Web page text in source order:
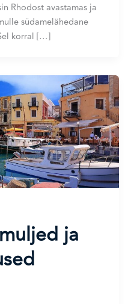
Rhodost avastamas ja
südamelähedane
korral […]
ja